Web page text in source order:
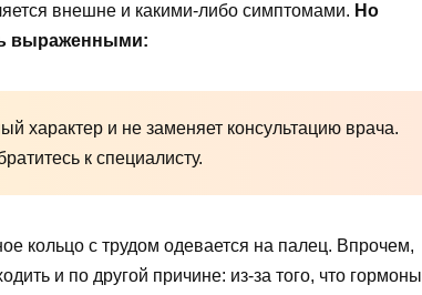
внешне и какими-либо симптомами. Но
выраженными:
характер и не заменяет консультацию врача.
к специалисту.
кольцо с трудом одевается на палец. Впрочем,
и по другой причине: из-за того, что гормоны